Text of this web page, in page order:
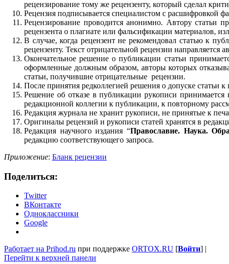
рецензирование тому же рецензенту, который сделал
Рецензия подписывается специалистом с расшифровкой
Рецензирование проводится анонимно. Автору статьи
рецензента о плагиате или фальсификации материалов,
В случае, когда рецензент не рекомендовал статью к
рецензенту. Текст отрицательной рецензии направляется
Окончательное решение о публикации статьи
оформленные должным образом, авторы которых
статьи, получившие отрицательные рецензии.
После принятия редколлегией решения о допуске статьи
Решение об отказе в публикации рукописи принимается
редакционной коллегии к публикации, к повторному
Редакция журнала не хранит рукописи, не принятые к
Оригиналы рецензий и рукописи статей хранятся в
Редакция научного издания “Православие. Наука.
редакцию соответствующего запроса.
Приложение: Бланк рецензии
Поделиться:
Twitter
ВКонтакте
Одноклассники
Google
Работает на Prihod.ru при поддержке ORTOX.RU [Войти] |
Перейти к верхней панели